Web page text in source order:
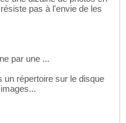
pas à l'envie de les
par une ...
un répertoire sur le disque